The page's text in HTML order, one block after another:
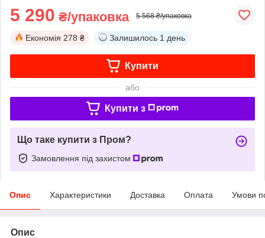
5 290 ₴/упаковка 5 568 ₴/упаковка
Економія 278 ₴ Залишилось 1 день
Купити
або
Купити з
Що таке купити з Пром?
Замовлення під захистом
Опис Характеристики Доставка Оплата Умови
Опис